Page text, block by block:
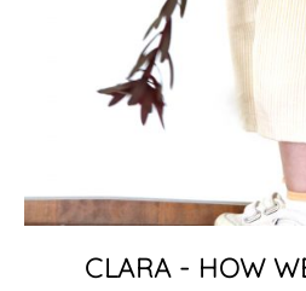
CLARA - HOW